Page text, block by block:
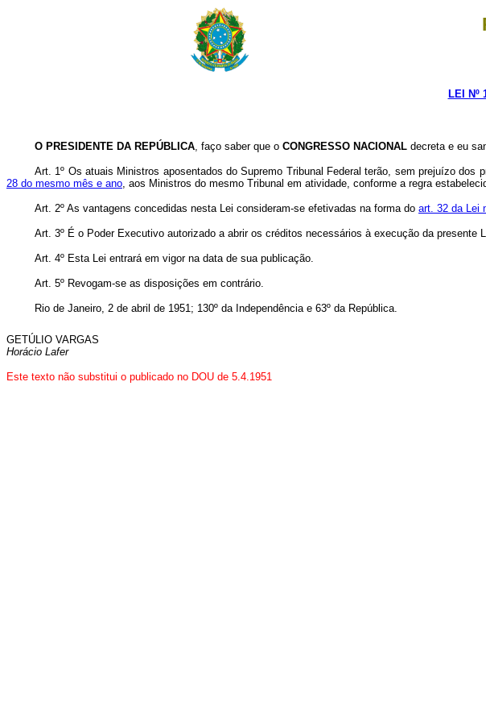
LEI Nº
O PRESIDENTE DA REPÚBLICA, faço saber que o CONGRESSO NACIONAL decreta e eu
Art. 1º Os atuais Ministros aposentados do Supremo Tribunal Federal terão, sem prejuízo
28 do mesmo mês e ano, aos Ministros do mesmo Tribunal em atividade, conforme a regra
Art. 2º As vantagens concedidas nesta Lei consideram-se efetivadas na forma do art. 32 da Lei
Art. 3º É o Poder Executivo autorizado a abrir os créditos necessários à execução da presente
Art. 4º Esta Lei entrará em vigor na data de sua publicação.
Art. 5º Revogam-se as disposições em contrário.
Rio de Janeiro, 2 de abril de 1951; 130º da Independência e 63º da República.
GETÚLIO VARGAS
Horácio Lafer
Este texto não substitui o publicado no DOU de 5.4.1951